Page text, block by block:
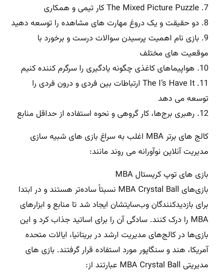
7. The Mixed Picture Puzzle کار تیمی و همکاری
8. دو حقیقت و یک دروغ مهارت های مشاهده را توسعه دهید
9. بازی نام اهمیت پرسیدن سوالات درست و برخورد با
موقعیت های مختلف
10. هواپیماهای کاغذی چگونه یادگیری را سرگرم کننده کنیم
11. The I’s Have It ارتباطات بین فردی و درون فردی را
توسعه می دهد
12. رهبری برج‌ها، کار گروهی و نحوه استفاده از حداقل منابع
کالج های برتر MBA اغلب به سراغ بازی های شبیه سازی
مدیریت آنلاین نوآورانه می روند مانند:
بازی های توپ کریستال MBA
بازی‌های MBA Crystal Ball نسبتاً ساده‌تر هستند و در ابتدا
برای بازدیدکنندگان وب‌سایتشان ایجاد شد تا منابع و ابزارهای
MBA را درک کنند. سادگی آن را برای اساتید جذاب کرد و این
بازی‌ها در کالج‌های مدیریت ارشد در بریتانیا، ایالات متحده
آمریکا، هند و سنگاپور مورد استفاده قرار گرفتند. بازی های
مدیریتی MBA Crystal Ball عبارتند از: